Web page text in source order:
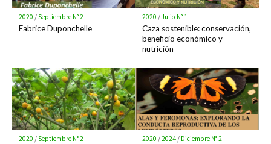
2020 /Septiembre N° 2
Fabrice Duponchelle
2020 /Julio N° 1
Caza sostenible: conservación,
beneficio económico y
nutrición
2020 /Septiembre N° 2 2020 /2024/ Diciembre N° 2